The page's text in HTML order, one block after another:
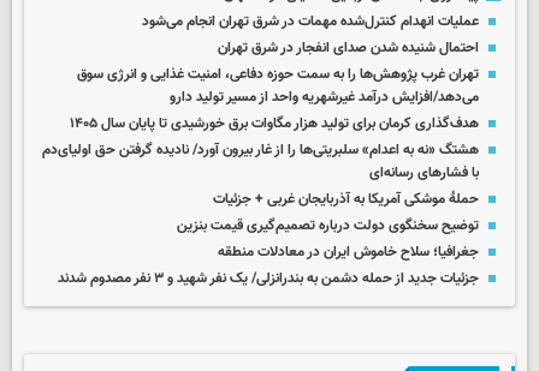
عملیات انهدام کنترل‌شده مهمات در شرق تهران انجام می‌شود
احتمال شنیده شدن صدای انفجار در شرق تهران
تهران غرب پژوهش‌ها را به سمت حوزه دفاعی، امنیت غذایی و انرژی سوق
می‌دهد/افزایش درآمد غیرشهریه واحد از مسیر تولید دارو
هدف‌گذاری کرمان برای تولید هزار مگاوات برق خورشیدی تا پایان سال ۱۴۰۵
هشتگ «نه به اعدام» سلبریتی‌ها را از غار بیرون آورد/ نادیده گرفتن حق اولیای‌دم
با فشارهای رسانه‌ای
حملۀ موشکی آمریکا به آذربایجان غربی + جزئیات
توضیح سخنگوی دولت درباره تصمیم‌گیری قیمت بنزین
جغرافیا؛ سلاح خاموش ایران در معادلات منطقه
جزئیات جدید از حمله دشمن به بندرانزلی/ یک نفر شهید و ۳ نفر مصدوم شدند